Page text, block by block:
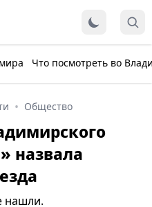
Что посмотреть во
Общество
назвала
нашли.